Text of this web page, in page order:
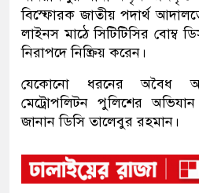
বিস্ফোরক জাতীয় পদার্থ
লাইনস মাঠে সিটিটিসির বোম্ব
নিরাপদে নিষ্ক্রিয় করেন।
যেকোনো ধরনের অবৈধ
মেট্রোপলিটন পুলিশের
জানান ডিসি তালেবুর রহমান।